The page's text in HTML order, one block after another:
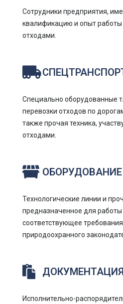
Сотрудники предприятия,
квалификацию и опыт
отходами.
Специально оборудованные
перевозки отходов по
также прочая техника,
отходами.
ОБОРУДОВАНИЕ
Технологические линии и
предназначенное для работы
соответствующее
природоохранного
ДОКУМЕНТАЦИЯ
Исполнительно-